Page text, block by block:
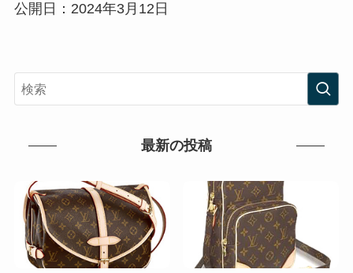
公開日：2024年3月12日
最新の投稿